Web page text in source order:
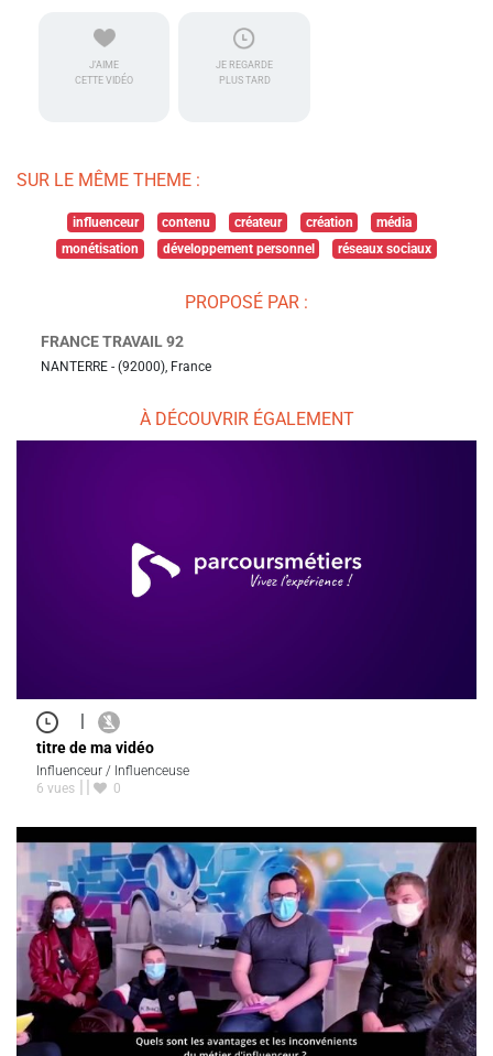
J'AIME
CETTE VIDÉO
JE REGARDE
PLUS TARD
SUR LE MÊME THEME :
influenceur contenu créateur création
média
monétisation
développement personnel réseaux sociaux
PROPOSÉ PAR :
FRANCE TRAVAIL 92
NANTERRE - (92000), France
À DÉCOUVRIR ÉGALEMENT
titre de ma vidéo
Influenceur / Influenceuse
6 vues
0